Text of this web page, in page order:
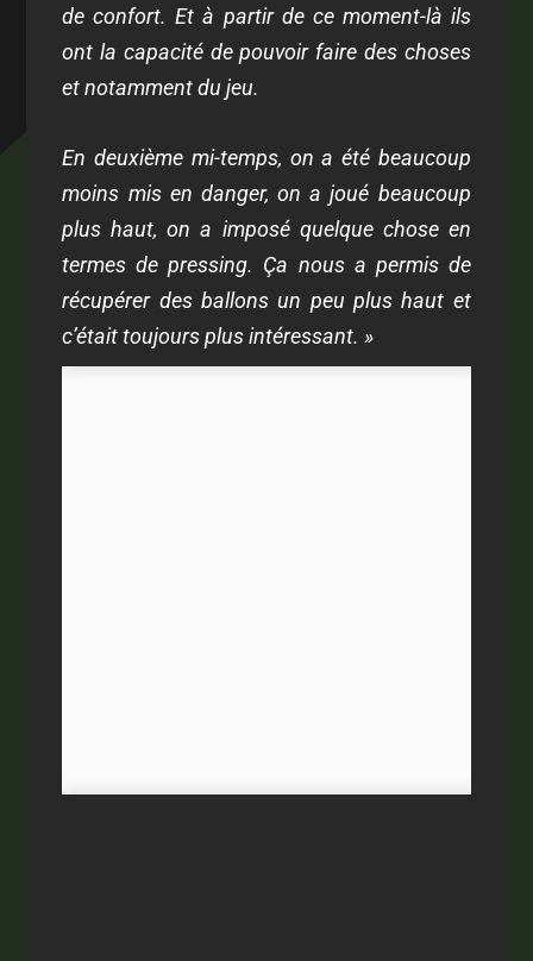
de confort. Et à partir de ce moment-là ils
ont la capacité de pouvoir faire des choses
et notamment du jeu.
En deuxième mi-temps, on a été beaucoup
moins mis en danger, on a joué beaucoup
plus haut, on a imposé quelque chose en
termes de pressing. Ça nous a permis de
récupérer des ballons un peu plus haut et
c’était toujours plus intéressant. »